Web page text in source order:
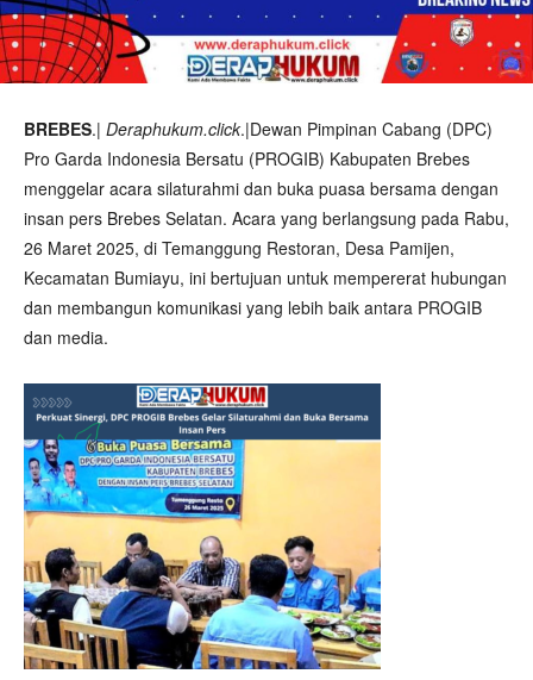
BREBES.| Deraphukum.click.|Dewan Pimpinan Cabang (DPC)
Pro Garda Indonesia Bersatu (PROGIB) Kabupaten Brebes
menggelar acara silaturahmi dan buka puasa bersama dengan
insan pers Brebes Selatan. Acara yang berlangsung pada Rabu,
26 Maret 2025, di Temanggung Restoran, Desa Pamijen,
Kecamatan Bumiayu, ini bertujuan untuk mempererat hubungan
dan membangun komunikasi yang lebih baik antara PROGIB
dan media.